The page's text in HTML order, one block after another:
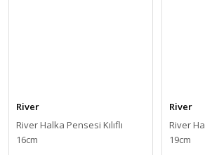
River
River Halka Pensesi Kılıflı
16cm
River
River
19cm